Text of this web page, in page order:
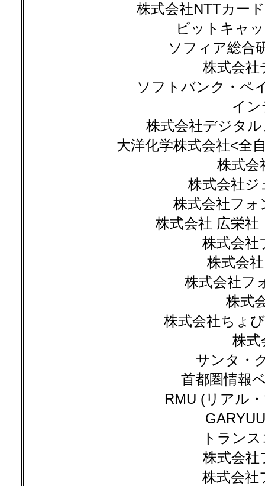
株式会社NTTカー
ビットキャ
ソフィア総合
株式会
ソフトバンク・ペ
イ
株式会社デジタ
大洋化学株式会社<全
株式会
株式会社ジ
株式会社フ
株式会社 広栄
株式会社
株式会
株式会社フ
株式
株式会社ちょ
株式
サンタ・
首都圏情報
RMU (リアル
トラン
株式会社
株式会社